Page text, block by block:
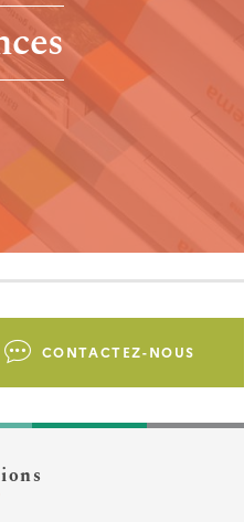
CONTACTEZ-NOUS